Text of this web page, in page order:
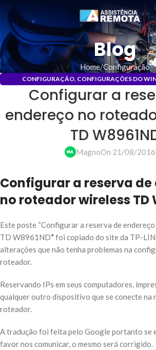
Blog
Home Configuração
CONFIGURAÇÃO, CONFIGURAÇÕES DO
INFORMÁTICA ,INSTALAÇÃO ,INSTALAÇÃO DE
Configurar a
endereço no
TD
MagnoOn 21/08/2016
Configurar a reserva de
no roteador wireless TD
Este poste “Configurar a reserva de
TD W8961ND“foi copiado do site da TP-
alterações que não tenha problemas na
roteador.
Reservando IPs em seus computadores,
qualquer outro dispositivo que se conecte na
roteador.
A tradução foi feita pelo Google portanto se
favor nos comunicar, o mesmo será corrigido.